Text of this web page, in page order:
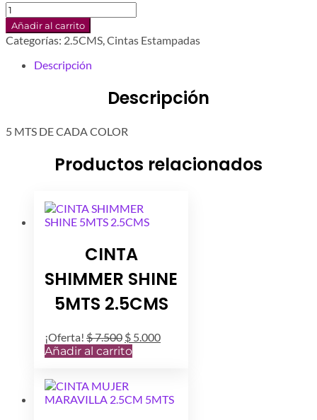
CINTA
TRIANGULO
10MTS
2.5CM
cantidad
Añadir al carrito
Categorías: 2.5CMS,Cintas Estampadas
Descripción
Descripción
5 MTS DE CADA COLOR
Productos relacionados
CINTA
SHIMMER SHINE
5MTS 2.5CMS
¡Oferta! $7.500 El
precio
$ 7.500.
$ 5.000El
Añadir al carrito